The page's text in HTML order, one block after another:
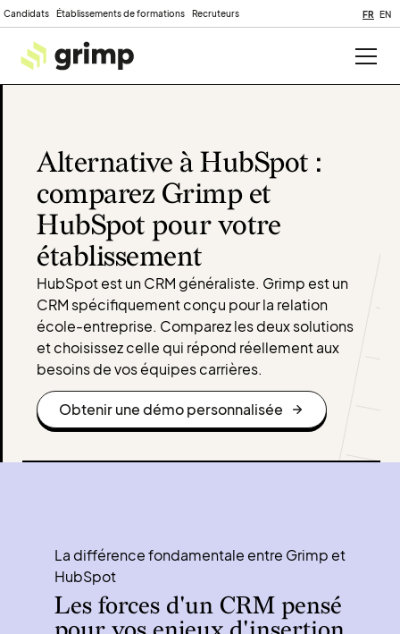
Candidats Établissements de formations Recruteurs FR EN
Alternative à HubSpot :
comparez Grimp et
HubSpot pour votre
établissement
HubSpot est un CRM généraliste. Grimp est un
CRM spécifiquement conçu pour la relation
école-entreprise. Comparez les deux solutions
et choisissez celle qui répond réellement aux
besoins de vos équipes carrières.
Obtenir une démo personnalisée
La différence fondamentale entre Grimp et
HubSpot
Les forces d'un CRM pensé